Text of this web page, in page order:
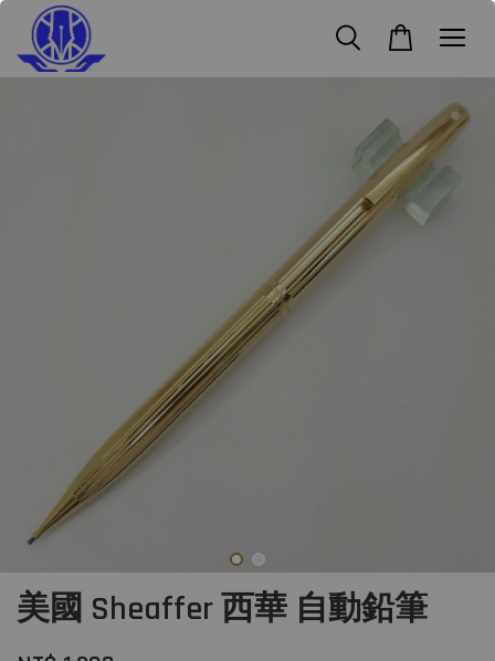
美國 Sheaffer 西華 自動鉛筆